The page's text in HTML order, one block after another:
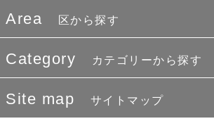
Area 区から探す
Category カテゴリーから探す
Site map サイトマップ